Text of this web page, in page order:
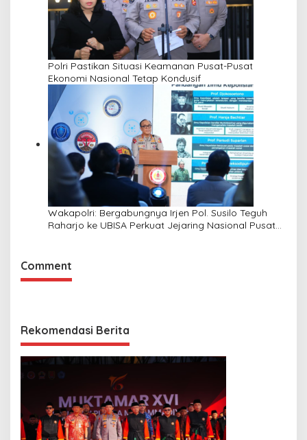
Polri Pastikan Situasi Keamanan Pusat-Pusat
Ekonomi Nasional Tetap Kondusif
Wakapolri: Bergabungnya Irjen Pol. Susilo Teguh
Raharjo ke UBISA Perkuat Jejaring Nasional Pusat
Comment
Rekomendasi Berita